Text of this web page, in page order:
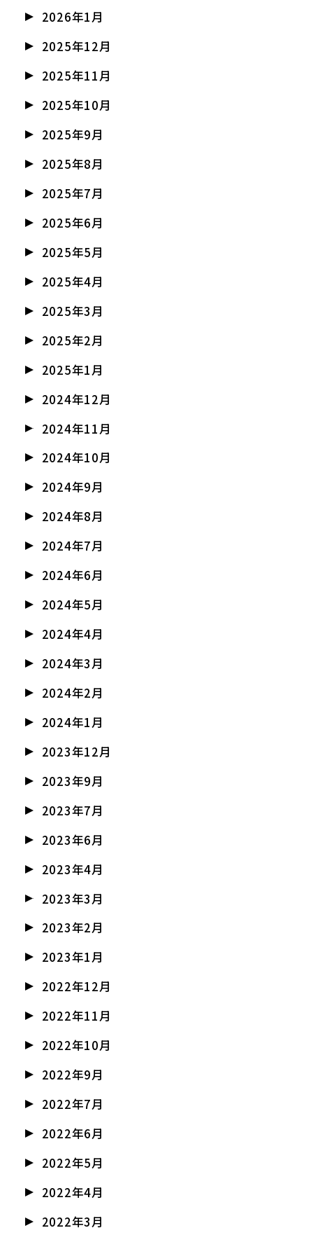
2026年1月
2025年12月
2025年11月
2025年10月
2025年9月
2025年8月
2025年7月
2025年6月
2025年5月
2025年4月
2025年3月
2025年2月
2025年1月
2024年12月
2024年11月
2024年10月
2024年9月
2024年8月
2024年7月
2024年6月
2024年5月
2024年4月
2024年3月
2024年2月
2024年1月
2023年12月
2023年9月
2023年7月
2023年6月
2023年4月
2023年3月
2023年2月
2023年1月
2022年12月
2022年11月
2022年10月
2022年9月
2022年7月
2022年6月
2022年5月
2022年4月
2022年3月